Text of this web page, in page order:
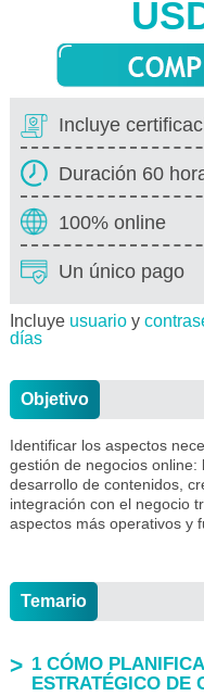
Incluye
Duración 60
100% online
Un único pago
Incluye usuarioy
días
Objetivo
Identificar los aspectos
gestión de negocios
desarrollo de contenidos,
integración con el negocio
aspectos más operativos y
Temario
1 CÓMO
ESTRATÉGICO DE